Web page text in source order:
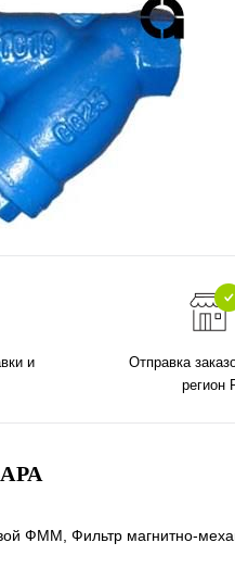
и
Отправка
регион
ФММ, Фильтр магнитно-